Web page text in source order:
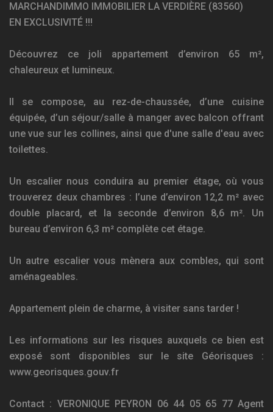
MARCHANDIMMO IMMOBILIER LA VERDIÈRE (83560)
EN EXCLUSIVITÉ !!!
Découvrez ce joli appartement d’environ 65 m²,
chaleureux et lumineux.
Il se compose, au rez-de-chaussée, d’une cuisine
équipée, d’un séjour/salle à manger avec balcon offrant
une vue sur les collines, ainsi que d'une salle d'eau avec
toilettes.
Un escalier nous conduira au premier étage, où vous
trouverez deux chambres : l’une d’environ 12,2 m² avec
double placard, et la seconde d’environ 8,6 m². Un
bureau d’environ 6,3 m² complète cet étage.
Un autre escalier vous mènera aux combles, qui sont
aménageables.
Appartement plein de charme, à visiter sans tarder !
Les informations sur les risques auxquels ce bien est
exposé sont disponibles sur le site Géorisques :
www.georisques.gouv.fr
Contact : VERONIQUE PEYRON 06 44 05 65 77 Agent